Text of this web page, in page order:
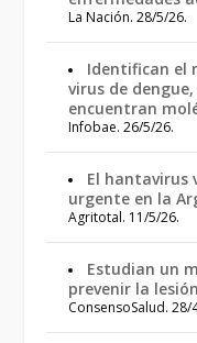
La Nación. 28/5/26.
Identifican el
virus de
encuentran
Infobae. 26/5/26.
El hantavirus
urgente en la
Agritotal. 11/5/26.
Estudian un
prevenir la
ConsensoSalud. 28/